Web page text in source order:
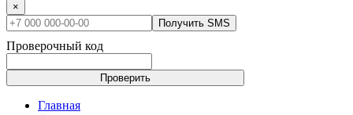
×
Получить SMS
Проверочный код
Проверить
Главная